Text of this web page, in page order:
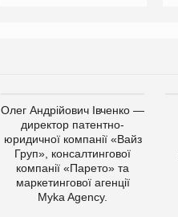
Олег Андрійович Івченко —
директор патентно-
юридичної компанії «Вайз
Груп», консалтингової
компанії «Парето» та
маркетингової агенції
Myka Agency.